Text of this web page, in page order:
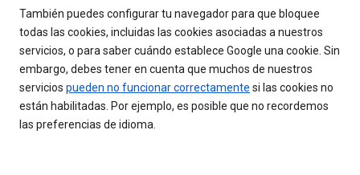
También puedes configurar tu navegador para que bloquee
todas las cookies, incluidas las cookies asociadas a nuestros
servicios, o para saber cuándo establece Google una cookie. Sin
embargo, debes tener en cuenta que muchos de nuestros
servicios pueden no funcionar correctamente si las cookies no
están habilitadas. Por ejemplo, es posible que no recordemos
las preferencias de idioma.